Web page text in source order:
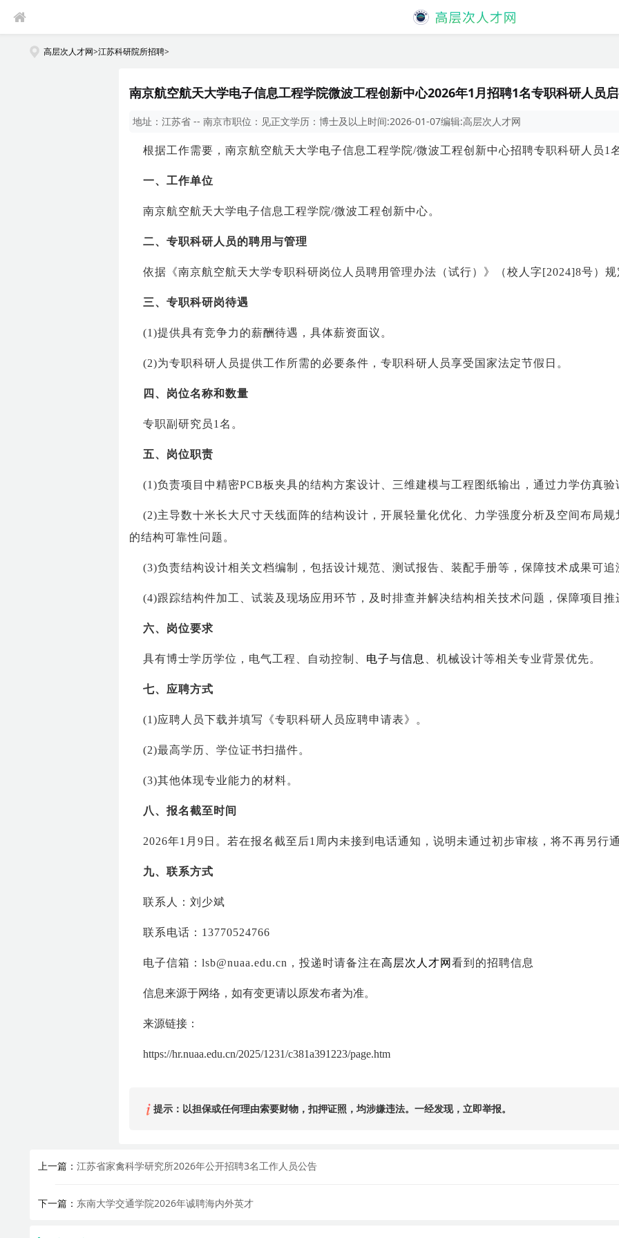
高层次人才网>江苏科研院所招聘>
南京航空航天大学电子信息工程学院微波工程创新中心2026年1月招聘1名专职科研人员
地址： 江苏省 -- 南京市职位： 见正文学历： 博士及以上时间:2026-01-07编辑:高层次人才网
根据工作需要，南京航空航天大学电子信息工程学院/微波工程创新中心招聘专职科研人员1
一、工作单位
南京航空航天大学电子信息工程学院/微波工程创新中心。
二、专职科研人员的聘用与管理
依据《南京航空航天大学专职科研岗位人员聘用管理办法（试行）》（校人字[2024]8号）
三、专职科研岗待遇
(1)提供具有竞争力的薪酬待遇，具体薪资面议。
(2)为专职科研人员提供工作所需的必要条件，专职科研人员享受国家法定节假日。
四、岗位名称和数量
专职副研究员1名。
五、岗位职责
(1)负责项目中精密PCB板夹具的结构方案设计、三维建模与工程图纸输出，通过力学仿真
(2)主导数十米长大尺寸天线面阵的结构设计，开展轻量化优化、力学强度分析及空间布局
的结构可靠性问题。
(3)负责结构设计相关文档编制，包括设计规范、测试报告、装配手册等，保障技术成果可追
(4)跟踪结构件加工、试装及现场应用环节，及时排查并解决结构相关技术问题，保障项目推
六、岗位要求
具有博士学历学位，电气工程、自动控制、 电子与信息 、机械设计等相关专业背景优先。
七、应聘方式
(1)应聘人员下载并填写《专职科研人员应聘申请表》。
(2)最高学历、学位证书扫描件。
(3)其他体现专业能力的材料。
八、报名截至时间
2026年1月9日。若在报名截至后1周内未接到电话通知，说明未通过初步审核，将不再另行
九、联系方式
联系人：刘少斌
联系电话：13770524766
电子信箱：lsb@nuaa.edu.cn，投递时请备注在高层次人才网 看到的招聘信息
信息来源于网络，如有变更请以原发布者为准。
来源链接：
https://hr.nuaa.edu.cn/2025/1231/c381a391223/page.htm
提示：以担保或任何理由索要财物，扣押证照，均涉嫌违法。一经发现，立即举报。
上一篇：江苏省家禽科学研究所2026年公开招聘3名工作人员公告
下一篇： 东南大学交通学院2026年诚聘海内外英才